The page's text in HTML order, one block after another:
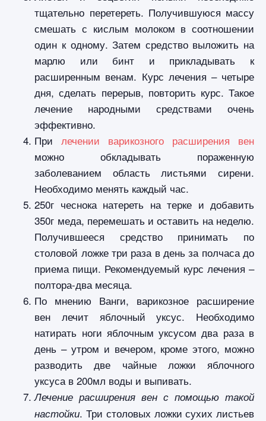
тщательно перетереть. Получившуюся массу
смешать с кислым молоком в соотношении
один к одному. Затем средство выложить на
марлю или бинт и прикладывать к
расширенным венам. Курс лечения – четыре
дня, сделать перерыв, повторить курс. Такое
лечение народными средствами очень
эффективно.
При лечении варикозного расширения вен
можно обкладывать пораженную
заболеванием область листьями сирени.
Необходимо менять каждый час.
250г чеснока натереть на терке и добавить
350г меда, перемешать и оставить на неделю.
Получившееся средство принимать по
столовой ложке три раза в день за полчаса до
приема пищи. Рекомендуемый курс лечения –
полтора-два месяца.
По мнению Ванги, варикозное расширение
вен лечит яблочный уксус. Необходимо
натирать ноги яблочным уксусом два раза в
день – утром и вечером, кроме этого, можно
разводить две чайные ложки яблочного
уксуса в 200мл воды и выпивать.
Лечение расширения вен с помощью такой
настойки. Три столовых ложки сухих листьев